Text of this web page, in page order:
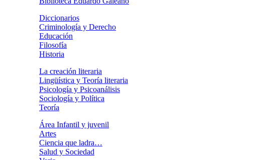
Diccionarios
Criminología y Derecho
Educación
Filosofía
Historia
La creación literaria
Lingüística y Teoría literaria
Psicología y Psicoanálisis
Sociología y Política
Teoría
Área Infantil y juvenil
Artes
Ciencia que ladra…
Salud y Sociedad